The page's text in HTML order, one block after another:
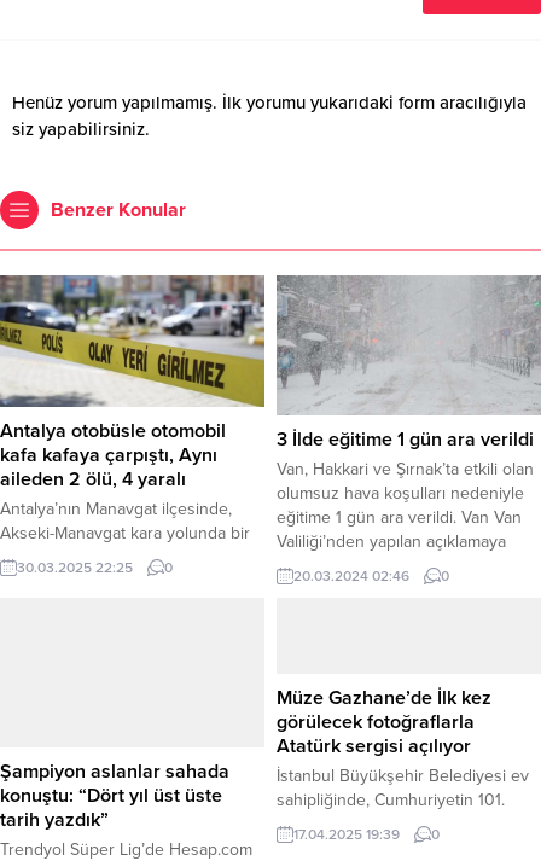
Henüz yorum yapılmamış. İlk yorumu yukarıdaki form aracılığıyla
siz yapabilirsiniz.
Benzer Konular
Antalya otobüsle otomobil
kafa kafaya çarpıştı, Aynı
aileden 2 ölü, 4 yaralı
Antalya’nın Manavgat ilçesinde,
Akseki-Manavgat kara yolunda bir
yolcu otobüsü ile otomobilin kafa
kafaya çarpışması sonucu meydana
Sürücüsünün kimliği henüz
belirlenemeyen otomobil,...
30.03.2025 22:25 0
3 İlde eğitime 1 gün ara verildi
Van, Hakkari ve Şırnak’ta etkili olan
olumsuz hava koşulları nedeniyle
eğitime 1 gün ara verildi. Van Van
Valiliği’nden yapılan açıklamaya
göre, il merkezi ve ilçelerde yoğun
kar yağışı etkisini sürdürüyor.
ilçelerindeki okullar, özel eğitim
kurumları ve rehabilitasyon
merkezlerinde...
20.03.2024 02:46 0
Şampiyon aslanlar sahada
konuştu: “Dört yıl üst üste
tarih yazdık”
Trendyol Süper Lig’de Hesap.com
Müze Gazhane’de İlk kez
görülecek fotoğraflarla
Atatürk sergisi açılıyor
İstanbul Büyükşehir Belediyesi ev
sahipliğinde, Cumhuriyetin 101.
yılında HUMANİS tarafından
hazırlanan “Karanlıkta Akan Bir
17.04.2025 19:39 0